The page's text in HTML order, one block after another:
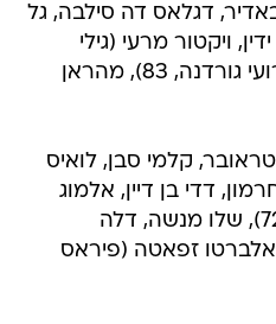
וואליד באדיר, דגלאס דה סילבה, גל
ויקטור מרעי (גילי
ורמוט, 57), עדן בן בסט (רועי גורדנה, 83), מהראן
קלמי סבן, לואיס
דדי בן דיין, אלמוג
כהן, רביד גזל (אבי כנפו, 72), שלו מנשה, דלה
(טל מעבי, 78), אלברטו זפאטה (פיראס